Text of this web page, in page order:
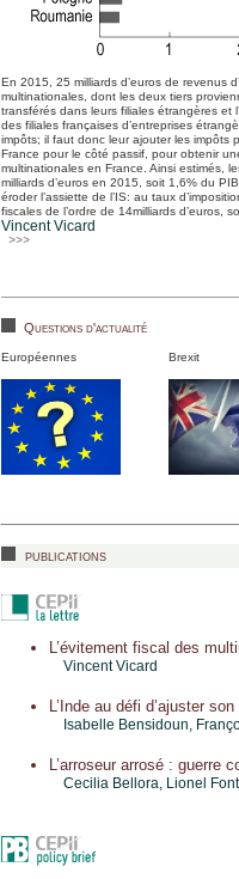
En 2015, 25 milliards d’euros de revenus
multinationales, dont les deux tiers
transférés dans leurs filiales étrangères et
des filiales françaises d’entreprises
impôts; il faut donc leur ajouter les impôts
France pour le côté passif, pour obtenir
multinationales en France. Ainsi estimés,
milliards d’euros en 2015, soit 1,6% du
éroder l’assiette de l’IS: au taux
fiscales de l’ordre de 14milliards d’euros,
Vincent Vicard
>>>
Questions d'actualité
Européennes Brexit
publications
L’évitement fiscal des
Vincent Vicard
L’Inde au défi d’ajuster
Isabelle Bensidoun,
L’arroseur arrosé : guerre
Cecilia Bellora, Lionel